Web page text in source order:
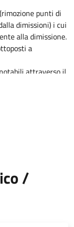
punti di
dimissioni) i cui
alla dimissione.
a
attraverso il
/